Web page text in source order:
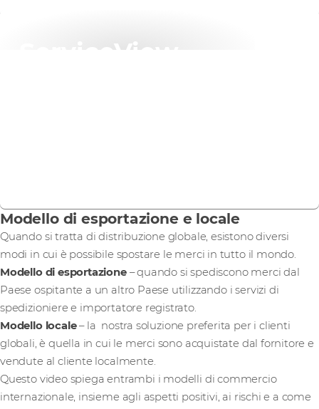
ServiceView
Modello di esportazione e locale
Quando si tratta di distribuzione globale, esistono diversi
modi in cui è possibile spostare le merci in tutto il mondo.
Modello di esportazione– quando si spediscono merci dal
Paese ospitante a un altro Paese utilizzando i servizi di
spedizioniere e importatore registrato.
Modello locale– la nostra soluzione preferita per i clienti
globali, è quella in cui le merci sono acquistate dal fornitore e
vendute al cliente localmente.
Questo video spiega entrambi i modelli di commercio
internazionale, insieme agli aspetti positivi, ai rischi e a come